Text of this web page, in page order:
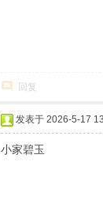
回复
发表于 2026-5-17
小家碧玉